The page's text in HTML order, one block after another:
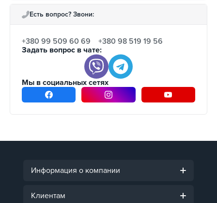
Есть вопрос? Звони:
+380 99 509 60 69
+380 98 519 19 56
Задать вопрос в чате:
Мы в социальных сетях
Информация о компании
Клиентам